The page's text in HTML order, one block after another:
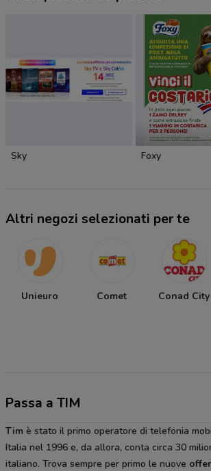
Sky Foxy
Altri negozi selezionati per te
Unieuro Comet Conad City
Passa a TIM
Tim è stato il primo operatore di telefonia
Italia nel 1996 e, da allora, conta circa 30
italiano. Trova sempre per primo le nuove